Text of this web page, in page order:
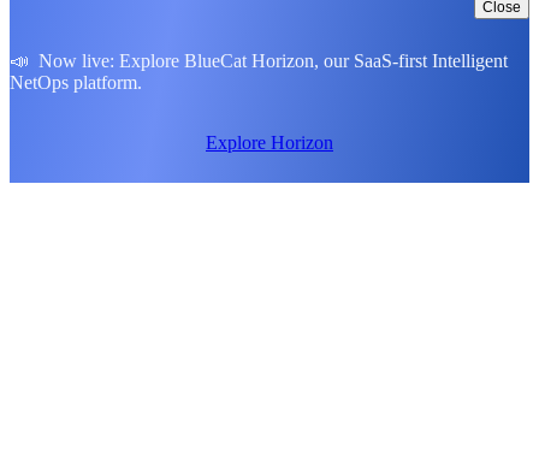
Close
📣 Now live: Explore BlueCat Horizon, our SaaS-first Intelligent
NetOps platform.
Explore Horizon